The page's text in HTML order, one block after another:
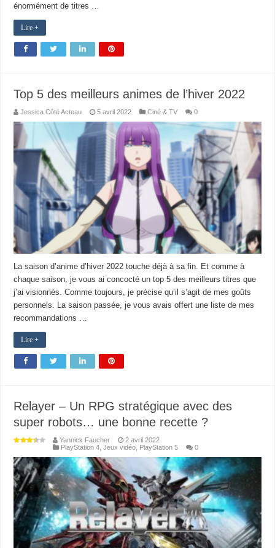
énormément de titres …
Lire +
Top 5 des meilleurs animes de l’hiver 2022
Jessica Côté Acteau 5 avril 2022 Ciné & TV 0
La saison d’anime d’hiver 2022 touche déjà à sa fin. Et comme à
chaque saison, je vous ai concocté un top 5 des meilleurs titres que
j’ai visionnés. Comme toujours, je précise qu’il s’agit de mes goûts
personnels. La saison passée, je vous avais offert une liste de mes
recommandations …
Lire +
Relayer – Un RPG stratégique avec des
super robots… une bonne recette ?
Yannick Faucher
2 avril 2022
PlayStation 4 ,Jeux vidéo PlayStation 5 0